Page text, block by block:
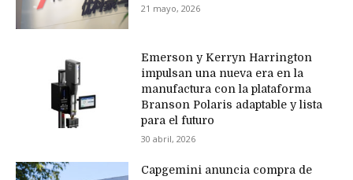
21 mayo, 2026
Emerson y Kerryn Harrington
impulsan una nueva era en la
manufactura con la plataforma
Branson Polaris adaptable y lista
para el futuro
30 abril, 2026
Capgemini anuncia compra de